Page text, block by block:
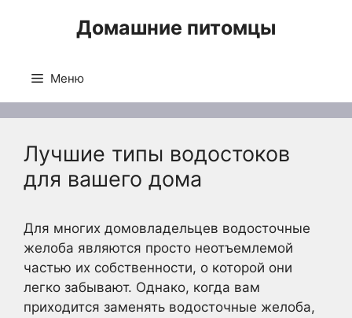
Домашние питомцы
Меню
Лучшие типы водостоков
для вашего дома
Для многих домовладельцев водосточные
желоба являются просто неотъемлемой
частью их собственности, о которой они
легко забывают. Однако, когда вам
приходится заменять водосточные желоба,